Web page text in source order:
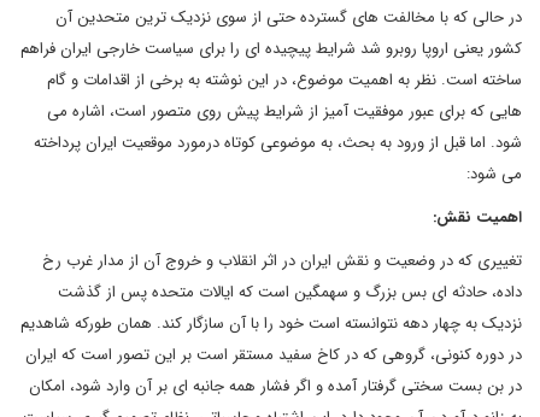
در حالی که با مخالفت های گسترده حتی از سوی نزدیک ترین متحدین آن
کشور یعنی اروپا روبرو شد شرایط پیچیده ای را برای سیاست خارجی ایران فراهم
ساخته است. نظر به اهمیت موضوع، در این نوشته به برخی از اقدامات و گام
هایی که برای عبور موفقیت آمیز از شرایط پیش روی متصور است، اشاره می
شود. اما قبل از ورود به بحث، به موضوعی کوتاه درمورد موقعیت ایران پرداخته
می شود:
اهمیت نقش:
تغییری که در وضعیت و نقش ایران در اثر انقلاب و خروج آن از مدار غرب رخ
داده، حادثه ای بس بزرگ و سهمگین است که ایالات متحده پس از گذشت
نزدیک به چهار دهه نتوانسته است خود را با آن سازگار کند. همان طورکه شاهدیم
در دوره کنونی، گروهی که در کاخ سفید مستقر است بر این تصور است که ایران
در بن بست سختی گرفتار آمده و اگر فشار همه جانبه ای بر آن وارد شود، امکان